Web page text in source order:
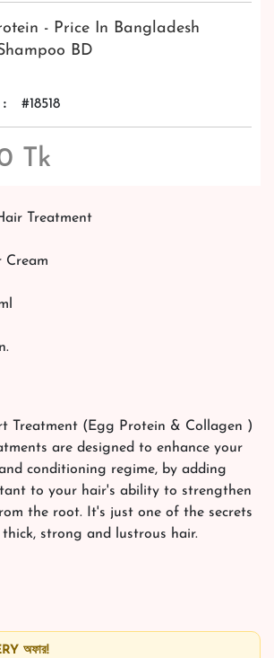
- Price In Bangladesh
BD
: #18518
Tk
Treatment
Cream
Treatment (Egg Protein & Collagen )
are designed to enhance your
conditioning regime, by adding
to your hair's ability to strengthen
the root. It's just one of the secrets
strong and lustrous hair.
অফার!